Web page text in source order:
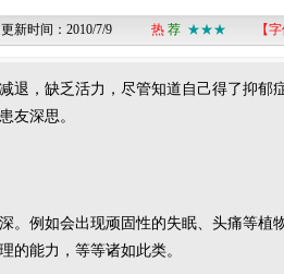
新时间：2010/7/9 热 荐 ★★★ 【
，缺乏活力，尽管知道自己得了抑郁
友深思。
例如会出现顽固性的失眠、头痛等植
的能力，等等诸如此类。